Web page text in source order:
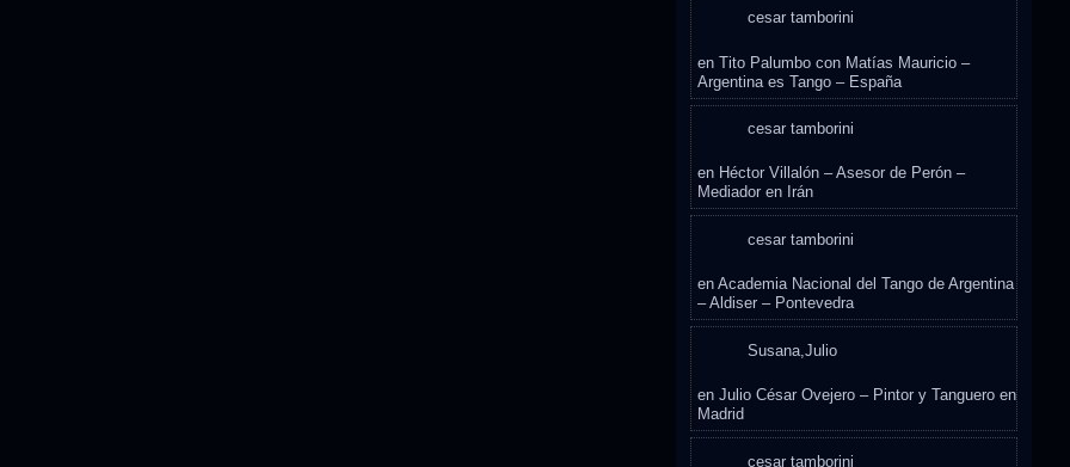
cesar tamborini
enTito Palumbo con Matías Mauricio –
Argentina es Tango – España
cesar tamborini
en Héctor Villalón – Asesor de Perón –
Mediador en Irán
cesar tamborini
enAcademia Nacional del Tango de Argentina
– Aldiser – Pontevedra
Susana,Julio
enJulio César Ovejero – Pintor y Tanguero en
Madrid
cesar tamborini